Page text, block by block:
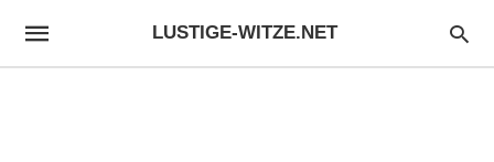
LUSTIGE-WITZE.NET